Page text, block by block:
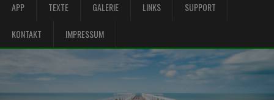
APP TEXTE GALERIE LINKS SUPPORT
KONTAKT IMPRESSUM